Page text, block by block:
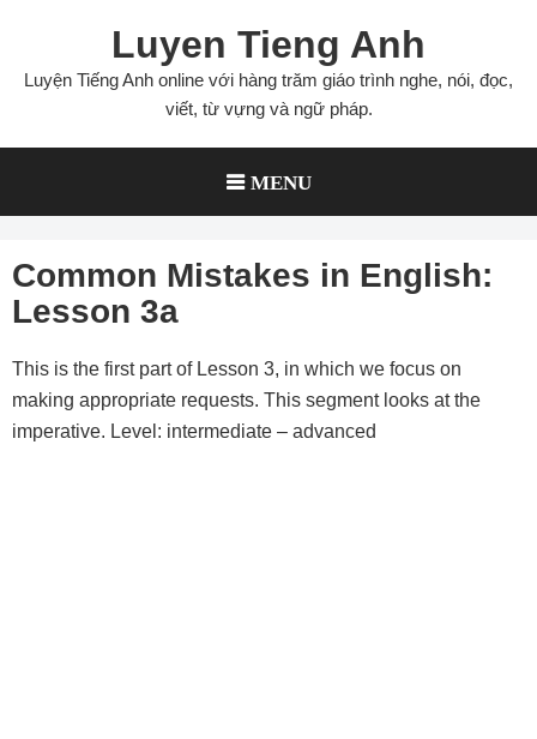
content
Luyen Tieng Anh
Luyện Tiếng Anh online với hàng trăm giáo trình nghe, nói, đọc,
viết, từ vựng và ngữ pháp.
MENU
Common Mistakes in English:
Lesson 3a
This is the first part of Lesson 3, in which we focus on
making appropriate requests. This segment looks at the
imperative. Level: intermediate – advanced